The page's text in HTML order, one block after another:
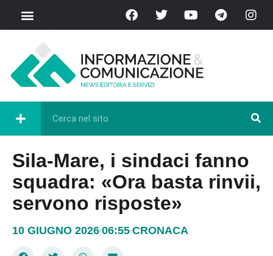
Sila-Mare, i sindaci fanno
squadra: «Ora basta rinvii,
servono risposte»
10 GIUGNO 2026 06:55 CRONACA